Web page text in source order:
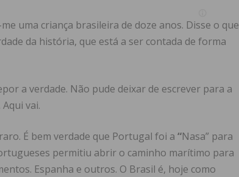
uma criança brasileira de doze anos. Disse o que
da história, que está a ser contada de forma
a verdade. Não pude deixar de escrever para a
vai.
É bem verdade que Portugal foi a “Nasa” para
permitiu abrir o caminho marítimo para
Espanha e outros. O Brasil é, hoje como